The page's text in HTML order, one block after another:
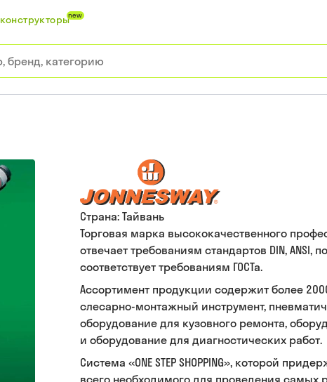
конструкторыnew
Страна: Тайвань
Торговая марка высококачественного
отвечает требованиям стандартов DIN, ANSI,
соответствует требованиям ГОСТа.
Ассортимент продукции содержит более
слесарно-монтажный инструмент,
оборудование для кузовного ремонта,
и оборудование для диагностических работ.
Система «ONE STEP SHOPPING», которой